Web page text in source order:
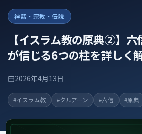
神話・宗教・伝説
【イスラム教の原典②】
が信じる6つの柱を詳しく
2026年4月13日
#イスラム教 #クルアーン #六信 #原典